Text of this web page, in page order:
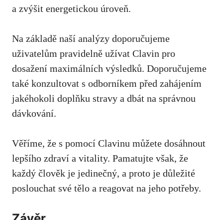
a zvýšit energetickou úroveň.
Na základě naší analýzy doporučujeme
uživatelům pravidelně užívat Clavin pro
dosažení maximálních výsledků. Doporučujeme
také konzultovat s odborníkem před zahájením
jakéhokoli doplňku stravy a dbát na správnou
dávkování.
Věříme, že s pomocí Clavinu můžete dosáhnout
lepšího zdraví a vitality. Pamatujte však, že
každý člověk je jedinečný, a proto je důležité
poslouchat své tělo a reagovat na jeho potřeby.